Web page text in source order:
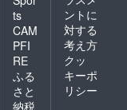
ts
CAM
PFI
RE
ふる
さと
納税
ントに
対する
考え方
クッ
キーポ
リシー